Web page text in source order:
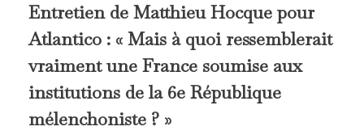
Entretien de Matthieu Hocque pour
Atlantico : « Mais à quoi ressemblerait
vraiment une France soumise aux
institutions de la 6e République
mélenchoniste ? »